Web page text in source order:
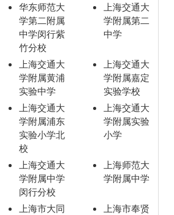
华东师范大
学第二附属
中学闵行紫
竹分校
上海交通大
学附属第二
中学
上海交通大
学附属黄浦
实验中学
上海交通大
学附属嘉定
实验学校
上海交通大
学附属浦东
实验小学北
校
上海交通大
学附属实验
小学
上海交通大
学附属中学
闵行分校
上海师范大
学附属中学
上海市大同
上海市奉贤